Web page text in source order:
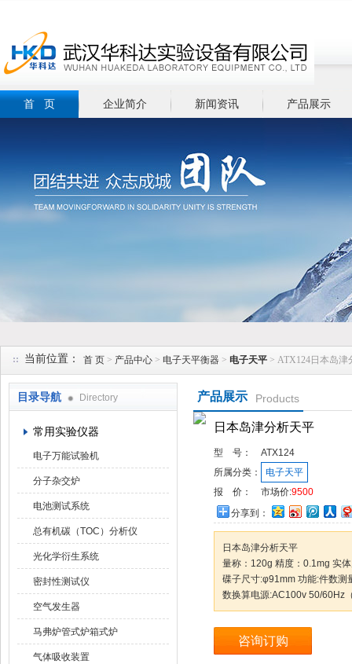
首 页 企业简介 新闻资讯 产品展示
当前位置： 首 页 > 产品中心 > 电子天平衡器 > 电子天平 > ATX124日本岛津
目录导航 Directory
常用实验仪器
电子万能试验机
分子杂交炉
电池测试系统
总有机碳（TOC）分析仪
光化学衍生系统
密封性测试仪
空气发生器
马弗炉管式炉箱式炉
气体吸收装置
产品展示 Products
日本岛津分析天平
型 号：
ATX124
所属分类：
电子天平
报 价：
市场价:9500
分享到：
日本岛津分析天平
量称：120g 精度：0.1mg 实
碟子尺寸:φ91mm 功能:件数测
数换算电源:AC100v 50/60Hz
咨询订购